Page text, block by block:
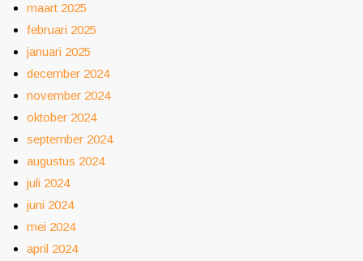
maart 2025
februari 2025
januari 2025
december 2024
november 2024
oktober 2024
september 2024
augustus 2024
juli 2024
juni 2024
mei 2024
april 2024